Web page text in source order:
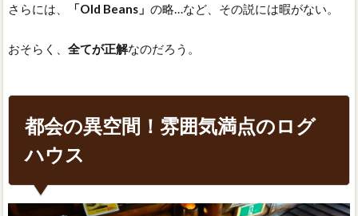
さらには、
「Old Beans」 の略…など、その説には暇がない。
おそらく、 全てが正解なのだろう。
都会の異空間！雰囲気満点のログ
ハウス